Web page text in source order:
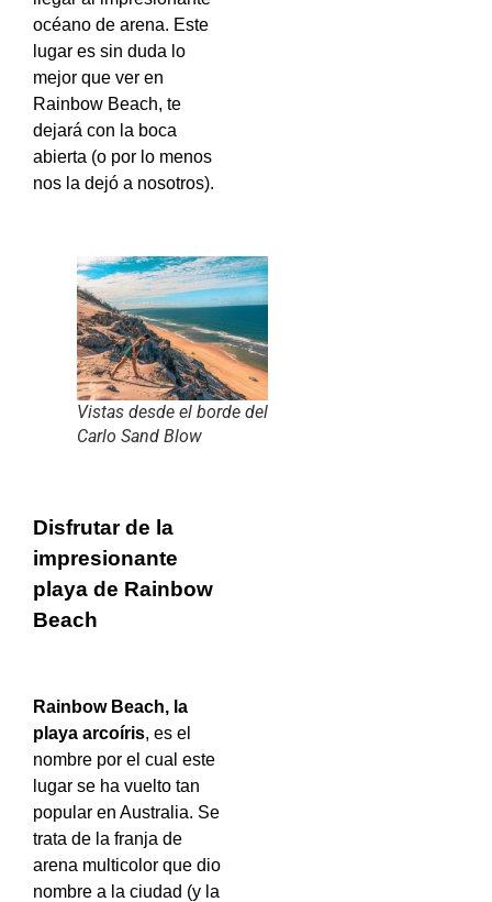
océano de arena. Este
lugar es sin duda lo
mejor que ver en
Rainbow Beach, te
dejará con la boca
abierta (o por lo menos
nos la dejó a nosotros).
Vistas desde el borde del
Carlo Sand Blow
Disfrutar de la
impresionante
playa de Rainbow
Beach
Rainbow Beach, la
playa arcoíris, es el
nombre por el cual este
lugar se ha vuelto tan
popular en Australia. Se
trata de la franja de
arena multicolor que dio
nombre a la ciudad (y la